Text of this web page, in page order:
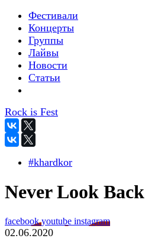
Фестивали
Концерты
Группы
Лайвы
Новости
Статьи
Rock is Fest
#khardkor
Never Look Back
facebookyoutube instagram
02.06.2020